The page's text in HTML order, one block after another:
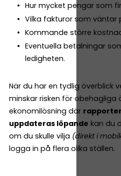
Hur mycket pengar som
Vilka fakturor som väntar
Kommande större
Eventuella betalningar
ledigheten.
När du har en tydlig överblick
minskar risken för obehagliga
ekonomilösning där
uppdateras löpande kan du
om du skulle vilja (direkt i
logga in på flera olika ställen.